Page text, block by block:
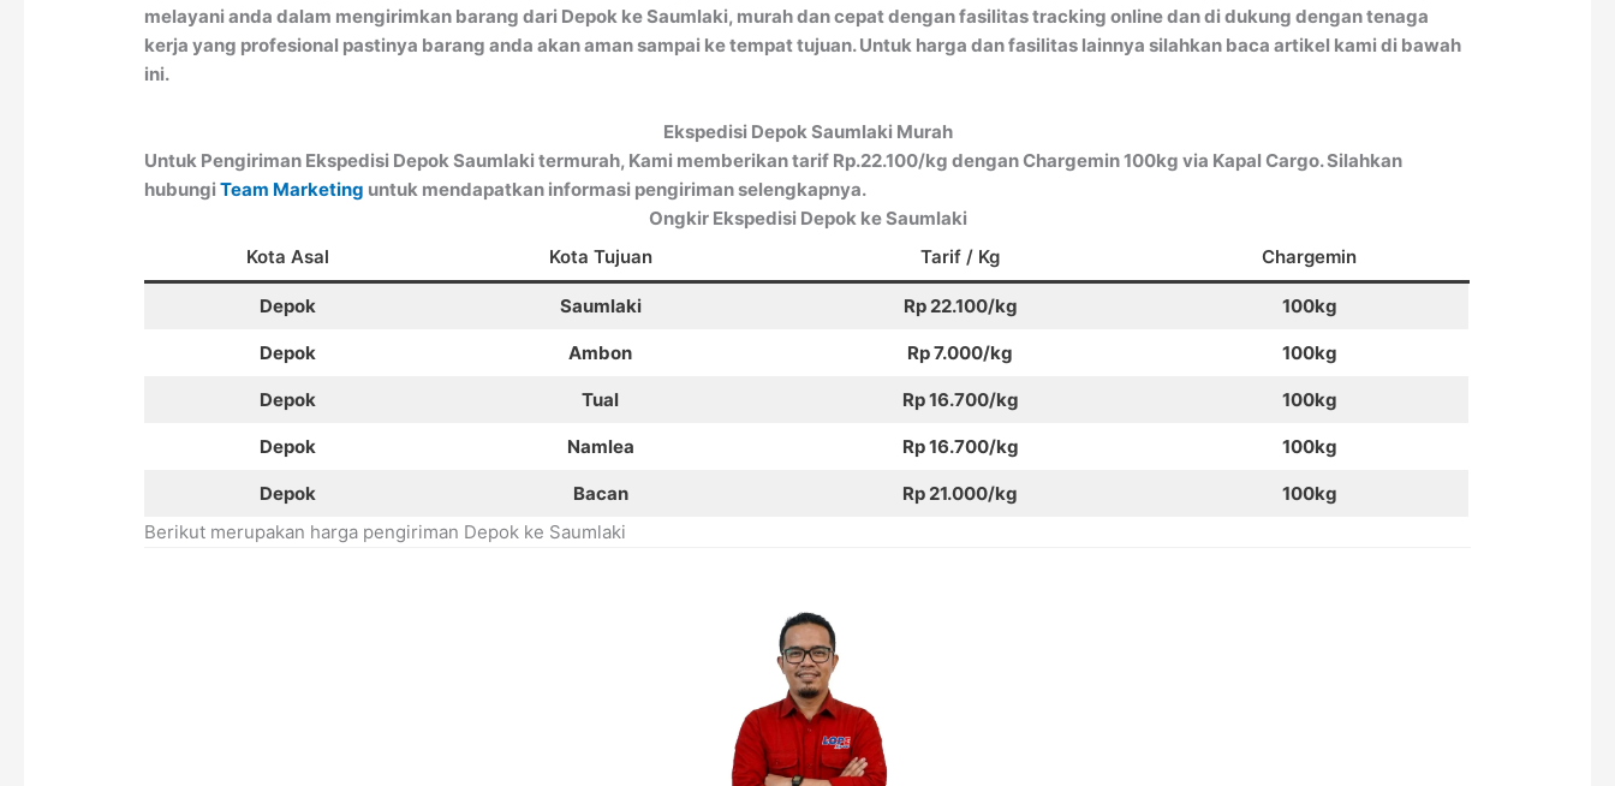
melayani anda dalam mengirimkan barang dari Depok ke Saumlaki, murah dan cepat dengan fasilitas tracking online dan di dukung dengan tenaga
kerja yang profesional pastinya barang anda akan aman sampai ke tempat tujuan. Untuk harga dan fasilitas lainnya silahkan baca artikel kami di bawah
ini.
Ekspedisi Depok Saumlaki Murah
Untuk Pengiriman Ekspedisi Depok Saumlaki termurah, Kami memberikan tarif Rp.22.100/kg dengan Chargemin 100kg via Kapal Cargo. Silahkan
hubungiTeam Marketing untuk mendapatkan informasi pengiriman selengkapnya.
Ongkir Ekspedisi Depok ke Saumlaki
Kota Asal
Kota Tujuan Tarif / Kg Chargemin
Depok Saumlaki Rp 22.100/kg 100kg
Depok Ambon Rp 7.000/kg 100kg
Depok Tual Rp 16.700/kg 100kg
Depok Namlea Rp 16.700/kg 100kg
Depok Bacan Rp 21.000/kg
100kg
Berikut merupakan harga pengiriman Depok ke Saumlaki